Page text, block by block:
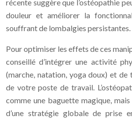
récente suggère que l’ostéopathie
douleur et améliorer la
souffrant de lombalgies persistantes.
Pour optimiser les effets de ces
conseillé d’intégrer une activité
(marche, natation, yoga doux) et de
de votre poste de travail.
comme une baguette magique,
d’une stratégie globale de prise